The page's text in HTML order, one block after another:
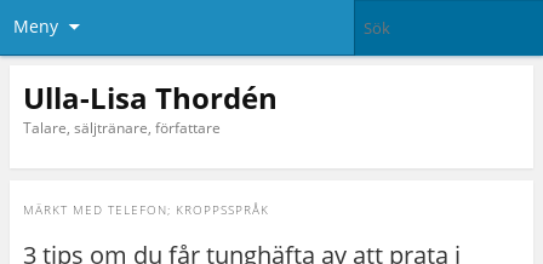
Meny
Ulla-Lisa Thordén
Talare, säljtränare, författare
MÄRKT MED TELEFON; KROPPSSPRÅK
3 tips om du får tunghäfta av att prata i